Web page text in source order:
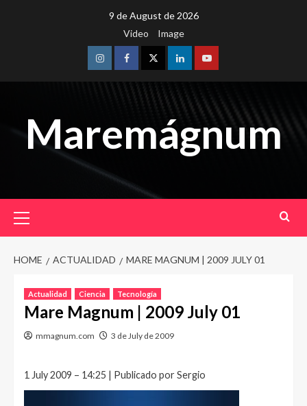
9 de August de 2026
Video
Image
InstagramFacebookTwitterLinkedinYoutube
Maremágnum
Menu
HOME ACTUALIDAD MARE MAGNUM | 2009 JULY 01
Actualidad Ciencia Tecnología
Mare Magnum | 2009 July 01
mmagnum.com 3 de July de 2009
1 July 2009 – 14:25 | Publicado por Sergio